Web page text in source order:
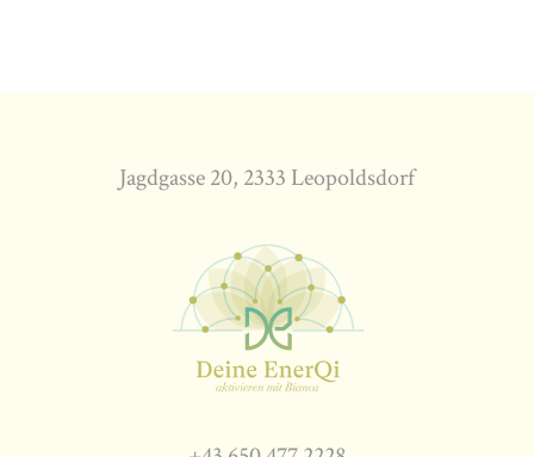
Jagdgasse 20, 2333 Leopoldsdorf